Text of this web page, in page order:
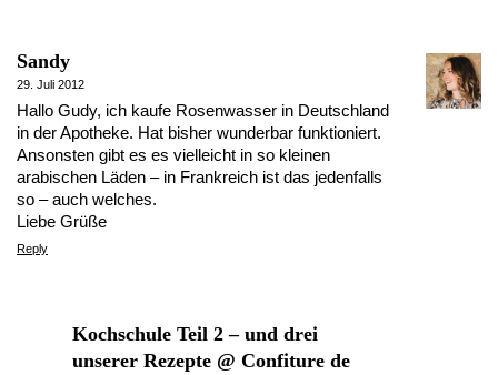
Sandy
29. Juli 2012
Hallo Gudy, ich kaufe Rosenwasser in Deutschland
in der Apotheke. Hat bisher wunderbar funktioniert.
Ansonsten gibt es es vielleicht in so kleinen
arabischen Läden – in Frankreich ist das jedenfalls
so – auch welches.
Liebe Grüße
Reply
Kochschule Teil 2 – und drei
unserer Rezepte @ Confiture de